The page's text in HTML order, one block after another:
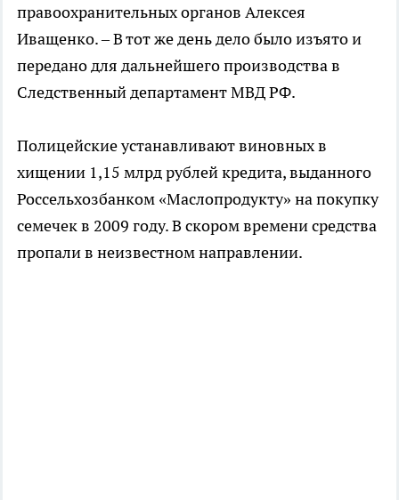
правоохранительных органов Алексея
Иващенко. – В тот же день дело было изъято и
передано для дальнейшего производства в
Следственный департамент МВД РФ.
Полицейские устанавливают виновных в
хищении 1,15 млрд рублей кредита, выданного
Россельхозбанком «Маслопродукту» на покупку
семечек в 2009 году. В скором времени средства
пропали в неизвестном направлении.